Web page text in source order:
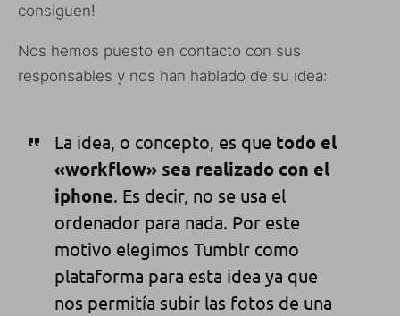
consiguen!
Nos hemos puesto en contacto con sus
responsables y nos han hablado de su idea:
La idea, o concepto, es que todo el
«workflow» sea realizado con el
iphone. Es decir, no se usa el
ordenador para nada. Por este
motivo elegimos Tumblr como
plataforma para esta idea ya que
nos permitía subir las fotos de una